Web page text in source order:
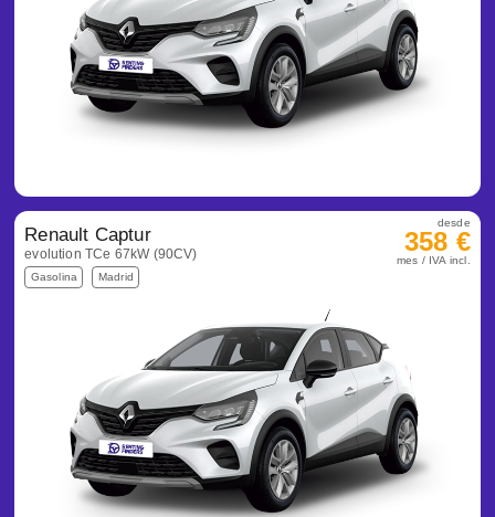
Renault Captur
evolution TCe 67kW (90CV)
Gasolina Madrid
desde
358 €
mes / IVA incl.